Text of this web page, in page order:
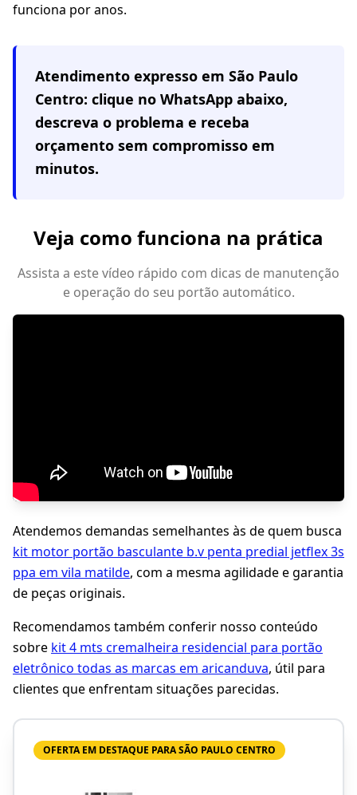
funciona por anos.
Atendimento expresso em São Paulo
Centro: clique no WhatsApp abaixo,
descreva o problema e receba
orçamento sem compromisso em
minutos.
Veja como funciona na prática
Assista a este vídeo rápido com dicas de manutenção
e operação do seu portão automático.
Atendemos demandas semelhantes às de quem busca
kit motor portão basculante b.v penta predial jetflex 3s
ppa em vila matilde, com a mesma agilidade e garantia
de peças originais.
Recomendamos também conferir nosso conteúdo
sobre kit 4 mts cremalheira residencial para portão
eletrônico todas as marcas em aricanduva, útil para
clientes que enfrentam situações parecidas.
OFERTA EM DESTAQUE PARA SÃO PAULO CENTRO